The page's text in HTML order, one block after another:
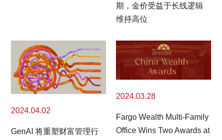
期，金价受益于长线逻辑
维持高位
2024.04.02
GenAI 将重塑财富管理行
2024.03.28
Fargo Wealth Multi-Family
Office Wins Two Awards at